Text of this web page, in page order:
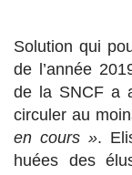
Solution qui
de l’année
de la SNCF a
circuler au
en cours ».
huées des